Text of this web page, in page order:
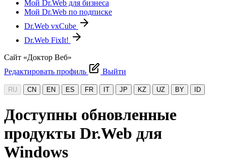
Мой Dr.Web для бизнеса
Мой Dr.Web по подписке
Dr.Web vxCube
Dr.Web FixIt!
Сайт «Доктор Веб»
Редактировать профиль
Выйти
RU CN EN ES FR IT JP KZ UZ BY ID
Доступны обновленные
продукты Dr.Web для
Windows